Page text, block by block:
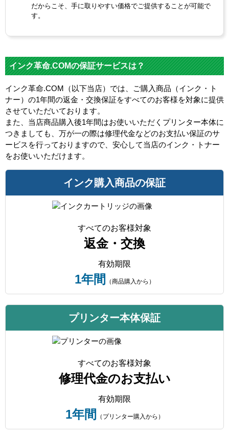
だからこそ、手に取りやすい価格でご提供することが可能で
す。
インク革命.COMの保証サービスは？
インク革命.COM（以下当店）では、ご購入商品（インク・ト
ナー）の1年間の返金・交換保証をすべてのお客様を対象に提供
させていただいております。
また、当店商品購入後1年間はお使いいただくプリンター本体に
つきましても、万が一の際は修理代金などのお支払い保証のサ
ービスを行っておりますので、安心して当店のインク・トナー
をお使いいただけます。
インク購入商品の保証
すべてのお客様対象
返金・交換
有効期限
1年間 （商品購入から）
プリンター本体保証
すべてのお客様対象
修理代金のお支払い
有効期限
1年間 （プリンター購入から）